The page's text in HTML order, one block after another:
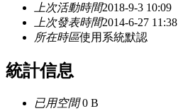
上次活動時間2018-9-3 10:09
上次發表時間2014-6-27 11:38
所在時區使用系統默認
統計信息
已用空間0 B